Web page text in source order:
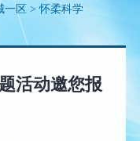
一区 >怀柔科学
活动邀您报